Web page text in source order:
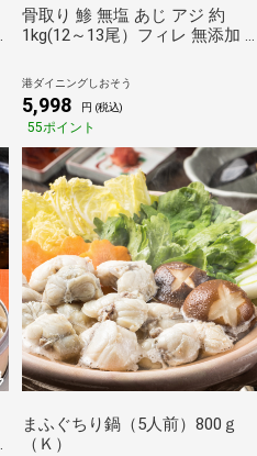
骨取り 鯵 無塩 あじ アジ 約
1kg(12～13尾）フィレ 無添加 切
海産物 おかず おつまみ 乾き物
酒の肴 贈り物 お取り寄せ 食べ物
絶品 ギフト
港ダイニングしおそう
5,998 円 (税込)
55ポイント
まふぐちり鍋（5人前）800ｇ
（Ｋ）